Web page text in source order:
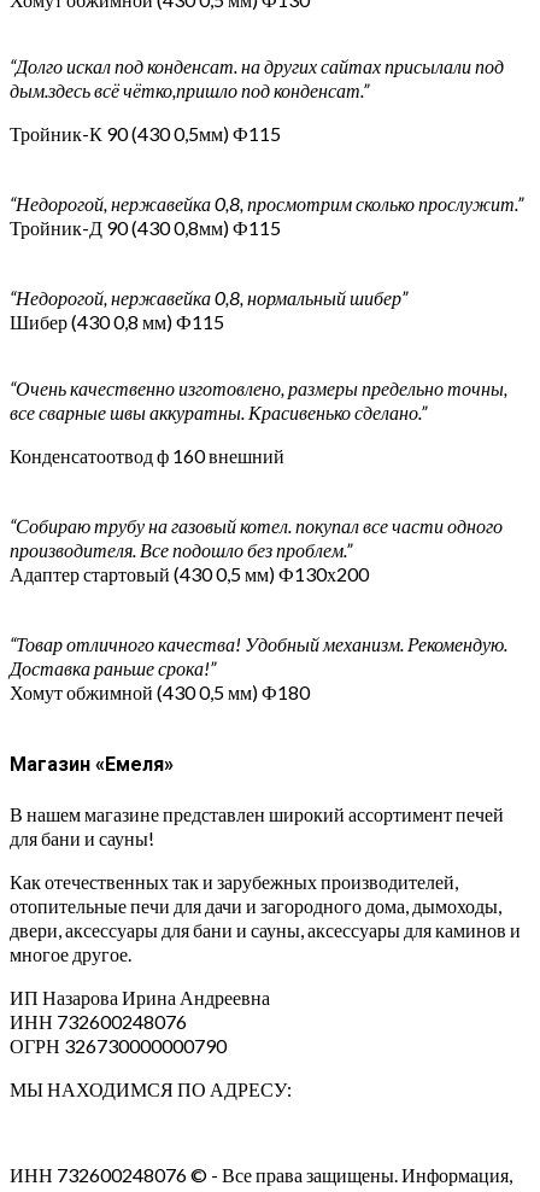
“Долго искал под конденсат. на других сайтах присылали под
дым.здесь всё чётко,пришло под конденсат.”
Тройник-К 90 (430 0,5мм) Ф115
“Недорогой, нержавейка 0,8, просмотрим сколько прослужит.”
Тройник-Д 90 (430 0,8мм) Ф115
“Недорогой, нержавейка 0,8, нормальный шибер”
Шибер (430 0,8 мм) Ф115
“Очень качественно изготовлено, размеры предельно точны,
все сварные швы аккуратны. Красивенько сделано.”
Конденсатоотвод ф 160 внешний
“Собираю трубу на газовый котел. покупал все части одного
производителя. Все подошло без проблем.”
Адаптер стартовый (430 0,5 мм) Ф130х200
“Товар отличного качества! Удобный механизм. Рекомендую.
Доставка раньше срока!”
Хомут обжимной (430 0,5 мм) Ф180
Магазин «Емеля»
В нашем магазине представлен широкий ассортимент печей
для бани и сауны!
Как отечественных так и зарубежных производителей,
отопительные печи для дачи и загородного дома, дымоходы,
двери, аксессуары для бани и сауны, аксессуары для каминов и
многое другое.
ИП Назарова Ирина Андреевна⁠
ИНН 732600248076
ОГРН 326730000000790
МЫ НАХОДИМСЯ ПО АДРЕСУ:
ИНН 732600248076 © - Все права защищены. Информация,